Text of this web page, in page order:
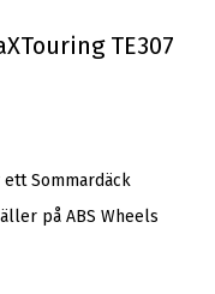
TE307
ett Sommardäck
på ABS Wheels